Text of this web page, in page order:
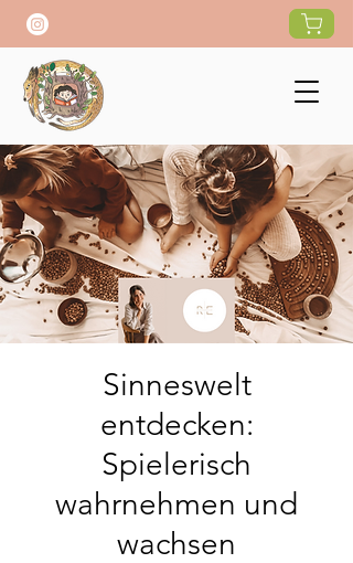
Sinneswelt
entdecken:
Spielerisch
wahrnehmen und
wachsen